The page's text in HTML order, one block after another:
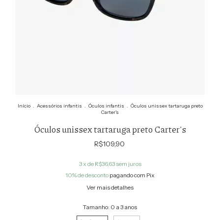
Início . Acessórios infantis . Óculos infantis . Óculos unissex tartaruga preto
Carter's
Óculos unissex tartaruga preto Carter's
R$109,90
3 x de R$36,63 sem juros
10% de desconto pagando com Pix
Ver mais detalhes
Tamanho: 0 a 3 anos